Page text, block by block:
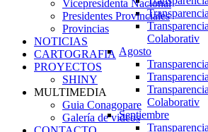
Transparencia
Colaborativ
Agosto
Transparencia
Colaborativ
Septiembre
Vicepresidenta Nacional
Presidentes Provinciales
Provincias
NOTICIAS
CARTOGRAFIA
PROYECTOS
SHINY
MULTIMEDIA
Guia Conagopare
Galería de videos